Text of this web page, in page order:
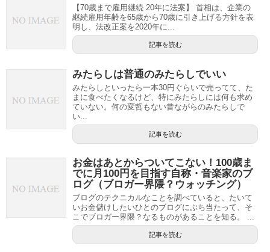
【70歳まで雇用継続 20年に法案】 首相は、企業の
継続雇用年齢を65歳から70歳に引き上げる方針を表
明し、法改正案を2020年に...
記事を読む
みたらしは普通のみたらしでいい
みたらしといったら一本30円ぐらいで売ってて、た
まに食べたくなるけど、特にみたらしには何も求め
ていない。何の変哲もない昔ながらのみたらしで
い...
記事を読む
お金はあとからついてこない！100歳ま
でに月100円を目指す自称・音楽家のブ
ログ（ブロガー界隈？ウォッチング）
ブログのテクニカルなことを調べていると、たいて
いお金儲けしたいひとのブログにぶち当たって、そ
こでブロガー界隈？なるものがあることを知る。 ...
記事を読む